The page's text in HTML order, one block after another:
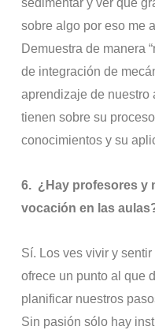
sedimentar y ver qué
sobre algo por eso me
Demuestra de manera
de integración de
aprendizaje de nuestro
tienen sobre su
conocimientos y su
6. ¿Hay profesores y
vocación en las
Sí. Los ves vivir y
ofrece un punto al que
planificar nuestros
Sin pasión sólo hay